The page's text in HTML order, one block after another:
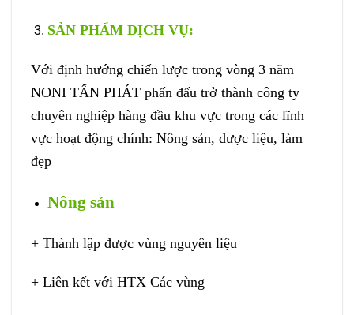
SẢN PHẨM DỊCH VỤ:
Với định hướng chiến lược trong vòng 3 năm
NONI TẤN PHÁT phấn đấu trở thành công ty
chuyên nghiệp hàng đầu khu vực trong các lĩnh
vực hoạt động chính: Nông sản, dược liệu, làm
đẹp
Nông sản
+ Thành lập được vùng nguyên liệu
+ Liên kết với HTX Các vùng